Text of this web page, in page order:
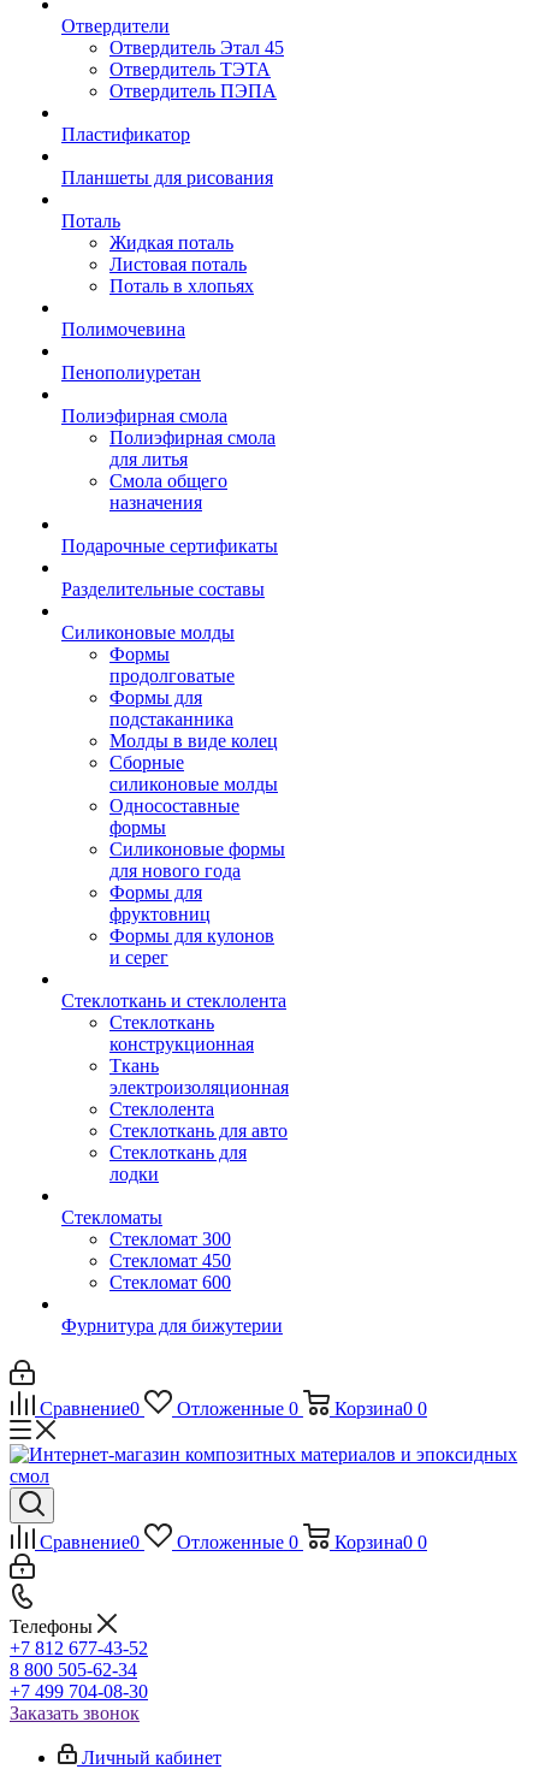
Отвердители
Отвердитель Этал 45
Отвердитель ТЭТА
Отвердитель ПЭПА
Пластификатор
Планшеты для рисования
Поталь
Жидкая поталь
Листовая поталь
Поталь в хлопьях
Полимочевина
Пенополиуретан
Полиэфирная смола
Полиэфирная смола
для литья
Смола общего
назначения
Подарочные сертификаты
Разделительные составы
Силиконовые молды
Формы
продолговатые
Формы для
подстаканника
Молды в виде колец
Сборные
силиконовые молды
Односоставные
формы
Силиконовые формы
для нового года
Формы для
фруктовниц
Формы для кулонов
и серег
Стеклоткань и стеклолента
Стеклоткань
конструкционная
Ткань
электроизоляционная
Стеклолента
Стеклоткань для авто
Стеклоткань для
лодки
Стекломаты
Стекломат 300
Стекломат 450
Стекломат 600
Фурнитура для бижутерии
Сравнение0 Отложенные 0 Корзина0 0
Сравнение0 Отложенные 0 Корзина0 0
Телефоны
+7 812 677-43-52
8 800 505-62-34
+7 499 704-08-30
Заказать звонок
Личный кабинет